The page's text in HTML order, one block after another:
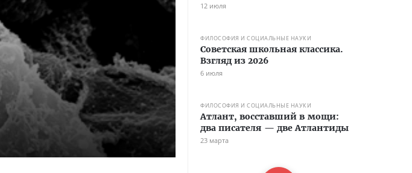
12 июля
ФИЛОСОФИЯ И СОЦИАЛЬНЫЕ НАУКИ
Советская школьная классика.
Взгляд из 2026
6 июля
ФИЛОСОФИЯ И СОЦИАЛЬНЫЕ НАУКИ
Атлант, восставший в мощи:
два писателя — две Атлантиды
23 марта